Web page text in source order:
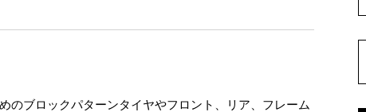
のブロックパターンタイヤやフロント、リア、フレーム